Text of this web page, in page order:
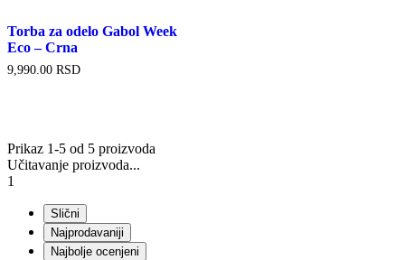
Torba za odelo Gabol Week
Eco – Crna
9,990.00 RSD
Prikaz 1-5 od 5 proizvoda
Učitavanje proizvoda...
1
Slični
Najprodavaniji
Najbolje ocenjeni